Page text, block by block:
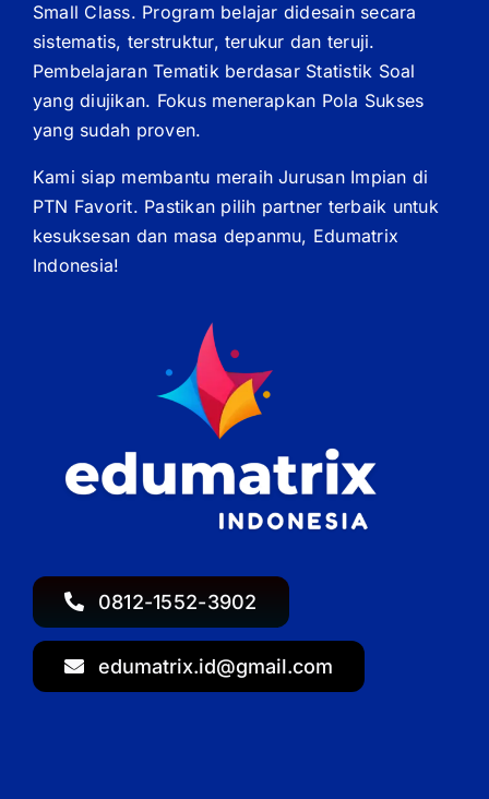
0812-1552-3902
edumatrix.id@gmail.com
Small Class. Program belajar didesain secara
sistematis, terstruktur, terukur dan teruji.
Pembelajaran Tematik berdasar Statistik Soal
yang diujikan. Fokus menerapkan Pola Sukses
yang sudah proven.
Kami siap membantu meraih Jurusan Impian di
PTN Favorit. Pastikan pilih partner terbaik untuk
kesuksesan dan masa depanmu, Edumatrix
Indonesia!